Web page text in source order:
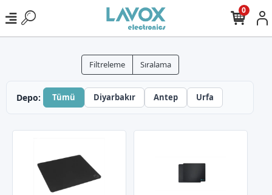
0
Filtreleme Sıralama
Depo: Tümü Diyarbakır Antep Urfa